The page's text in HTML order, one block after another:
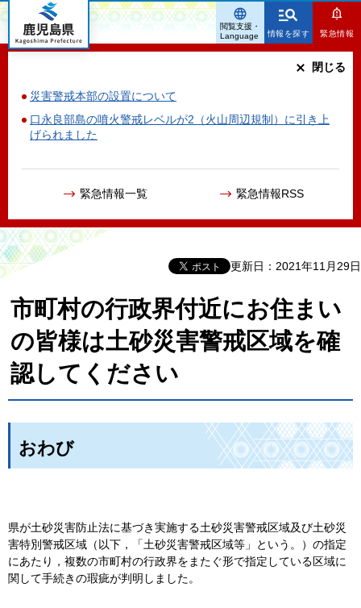
鹿児島県
情報を探す 緊急情報
災害警戒本部の設置について
口永良部島の噴火警戒レベルが2（火山周辺規制）に引き上
げられました
緊急情報一覧 緊急情報RSS
閉じる
閲覧支援・
Language
更新日：2021年11月29日
市町村の行政界付近にお住まい
の皆様は土砂災害警戒区域を確
認してください
おわび
県が土砂災害防止法に基づき実施する土砂災害警戒区域及び土砂災
害特別警戒区域（以下，「土砂災害警戒区域等」という。）の指定
にあたり，複数の市町村の行政界をまたぐ形で指定している区域に
関して手続きの瑕疵が判明しました。